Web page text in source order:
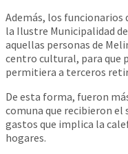
Además, los funcionarios
la Ilustre Municipalidad
aquellas personas de
centro cultural, para que
permitiera a terceros
De esta forma, fueron
comuna que recibieron
gastos que implica la
hogares.